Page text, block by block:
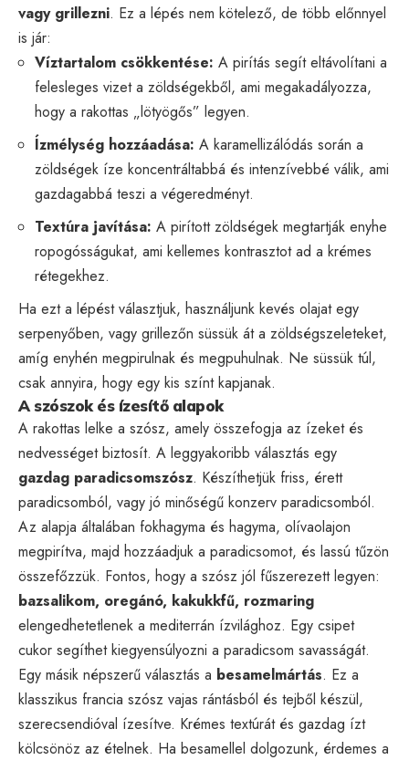
vagy grillezni. Ez a lépés nem kötelező, de több előnnyel
is jár:
Víztartalom csökkentése: A pirítás segít eltávolítani a
felesleges vizet a zöldségekből, ami megakadályozza,
hogy a rakottas „lötyögős” legyen.
Ízmélység hozzáadása: A karamellizálódás során a
zöldségek íze koncentráltabbá és intenzívebbé válik, ami
gazdagabbá teszi a végeredményt.
Textúra javítása: A pirított zöldségek megtartják enyhe
ropogósságukat, ami kellemes kontrasztot ad a krémes
rétegekhez.
Ha ezt a lépést választjuk, használjunk kevés olajat egy
serpenyőben, vagy grillezőn süssük át a zöldségszeleteket,
amíg enyhén megpirulnak és megpuhulnak. Ne süssük túl,
csak annyira, hogy egy kis színt kapjanak.
A szószok és ízesítő alapok
A rakottas lelke a szósz, amely összefogja az ízeket és
nedvességet biztosít. A leggyakoribb választás egy
gazdag paradicsomszósz. Készíthetjük friss, érett
paradicsomból, vagy jó minőségű konzerv paradicsomból.
Az alapja általában fokhagyma és hagyma, olívaolajon
megpirítva, majd hozzáadjuk a paradicsomot, és lassú tűzön
összefőzzük. Fontos, hogy a szósz jól fűszerezett legyen:
bazsalikom, oregánó, kakukkfű, rozmaring
elengedhetetlenek a mediterrán ízvilághoz. Egy csipet
cukor segíthet kiegyensúlyozni a paradicsom savasságát.
Egy másik népszerű választás a besamelmártás. Ez a
klasszikus francia szósz vajas rántásból és tejből készül,
szerecsendióval ízesítve. Krémes textúrát és gazdag ízt
kölcsönöz az ételnek. Ha besamellel dolgozunk, érdemes a